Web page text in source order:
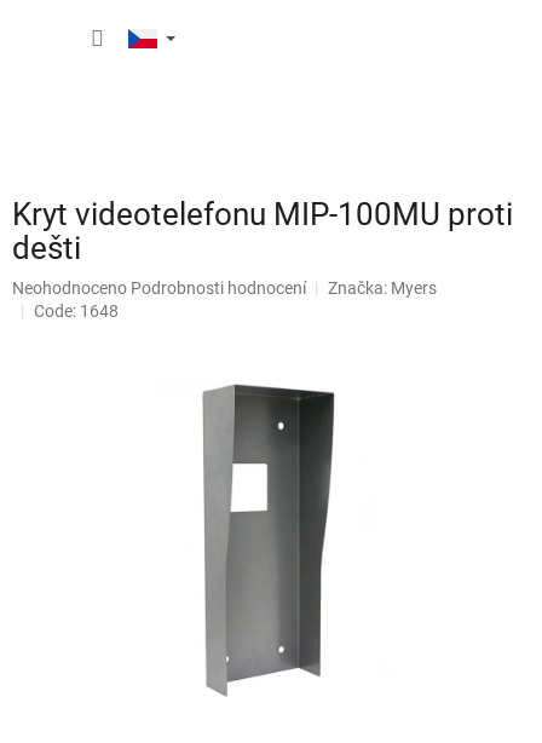
Kryt videotelefonu MIP-100MU proti
dešti
Průměrné
hodnocení
Neohodnoceno Podrobnosti hodnocení Značka: Myers
Code: 1648